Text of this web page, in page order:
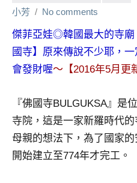
賓、
News
金
探
號
目
班
底、
外
景
小芳
No comments
傑菲亞娃◎韓國最大的寺廟
國寺】原來傳說不少耶，
會發財喔～【2016年5月更
『佛國寺BULGUKSA』是
寺院，這是一家新羅時代
母親的想法下，為了國家
開始建立至774年才完工。